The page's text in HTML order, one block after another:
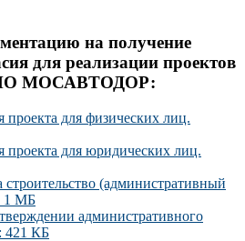
на получение
для реализации проектов
МОСАВТОДОР:
проекта для физических лиц.
проекта для юридических лиц.
строительство (административный
1 МБ
административного
421 КБ